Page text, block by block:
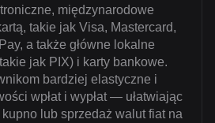
międzynarodowe
takie jak Visa, Mastercard,
a także główne lokalne
jak PIX) i karty bankowe.
bardziej elastyczne i
wpłat i wypłat — ułatwiając
kupno lub sprzedaż walut fiat na